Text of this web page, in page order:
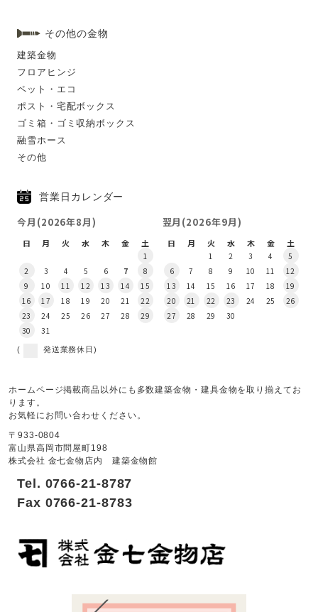
その他の金物
建築金物
フロアヒンジ
ペット・エコ
ポスト・宅配ボックス
ゴミ箱・ゴミ収納ボックス
融雪ホース
その他
営業日カレンダー
今月(2026年8月)
日 月 火 水 木 金 土
1
2
3 4 5 6 7
8
9
10 11 12 13 14
15
16
17 18 19 20 21
22
23
24 25 26 27 28
29
30
31
翌月(2026年9月)
日 月 火 水 木 金 土
1 2 3 4
5
6
7 8 9 10 11
12
13
14 15 16 17 18
19
20
21 22 23 24 25
26
27
28 29 30
( 発送業務休日)
ホームページ掲載商品以外にも多数建築金物・建具金物を取り揃えてお
ります。
お気軽にお問い合わせください。
〒933-0804
富山県高岡市問屋町198
株式会社 金七金物店内 建築金物館
Tel. 0766-21-8787
Fax 0766-21-8783